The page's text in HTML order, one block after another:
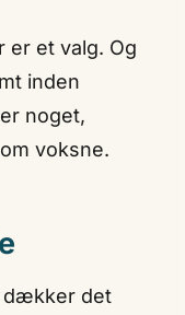
er et valg. Og
inden
noget,
voksne.
dækker det